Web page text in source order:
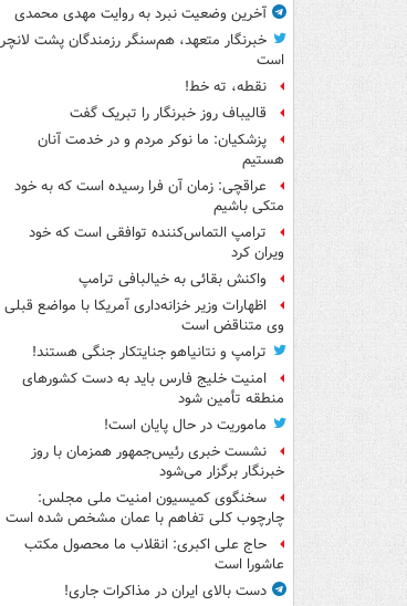
آخرین وضعیت نبرد به روایت مهدی محمدی
خبرنگار متعهد، هم‌سنگر رزمندگان پشت لانچر
است
نقطه، ته خط!
قالیباف روز خبرنگار را تبریک گفت
پزشکیان: ما نوکر مردم و در خدمت آنان
هستیم
عراقچی: زمان آن فرا رسیده است که به خود
متکی باشیم
ترامپ التماس‌کننده توافقی است که خود
ویران کرد
واکنش بقائی به خیالبافی ترامپ
اظهارات وزیر خزانه‌داری آمریکا با مواضع قبلی
وی متناقض است
ترامپ و نتانیاهو جنایتکار جنگی هستند!
امنیت خلیج فارس باید به دست کشورهای
منطقه تأمین شود
ماموریت در حال پایان است!
نشست خبری رئیس‌جمهور همزمان با روز
خبرنگار برگزار می‌شود
سخنگوی کمیسیون امنیت ملی مجلس:
چارچوب کلی تفاهم با عمان مشخص شده است
حاج علی اکبری: انقلاب ما محصول مکتب
عاشورا است
دست بالای ایران در مذاکرات جاری!